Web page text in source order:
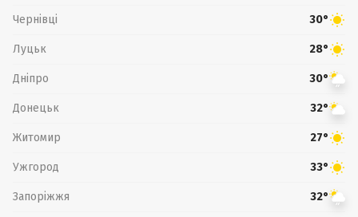
Чернівці 30°
Луцьк 28°
Дніпро 30°
Донецьк 32°
Житомир 27°
Ужгород 33°
Запоріжжя 32°